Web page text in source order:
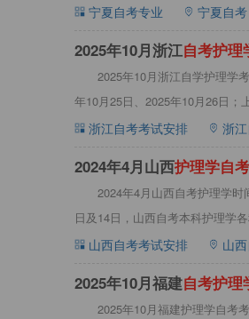
考试宁夏自考专业 宁夏自考
2025年10月浙江自考护理
2025年10月浙江自学护理学
年10月25日、2025年10月26日；
浙江自考考试安排 浙
2024年4月山西护理学自考
2024年4月山西自考护理学
日及14日，山西自考本科护理学
山西自考考试安排 山
2025年10月福建自考护理
2025年10月福建护理学自考